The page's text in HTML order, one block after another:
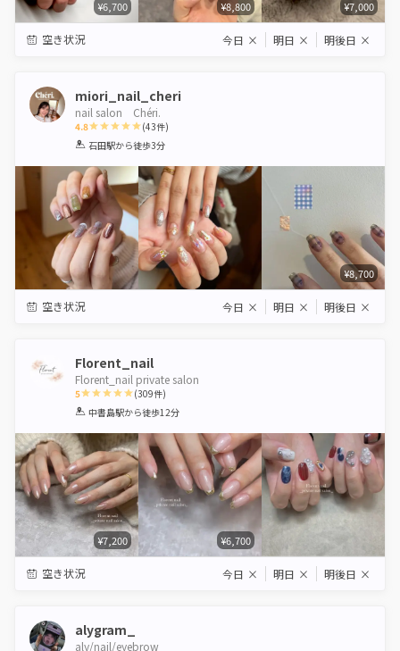
¥6,700 ¥8,800 ¥7,000
空き状況 今日 × 明日 × 明後日 ×
miori_nail_cheri
nail salon Chéri.
4.8
1 2 3 4 5
(43件)
石田駅から徒歩3分
¥8,700
空き状況 今日 × 明日 × 明後日 ×
Florent_nail
Florent_nail private salon
5
1 2 3 4 5
(309件)
中書島駅から徒歩12分
¥7,200 ¥6,700
空き状況 今日 × 明日 × 明後日 ×
alygram_
aly/nail/eyebrow